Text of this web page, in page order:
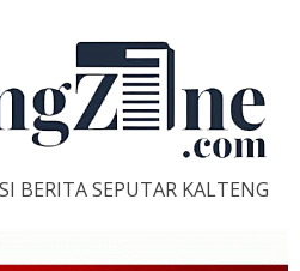
BERITA SEPUTAR KALTENG